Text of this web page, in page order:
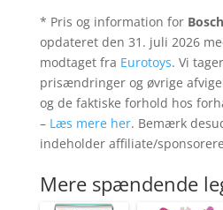
* Pris og information for
opdateret den 31. juli 2026
modtaget fra Eurotoys. Vi
prisændringer og øvrige
og de faktiske forhold hos
– Læs mere her. Bemærk
indeholder affiliate/
Mere spændende